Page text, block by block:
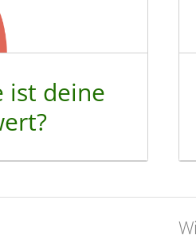
ist deine